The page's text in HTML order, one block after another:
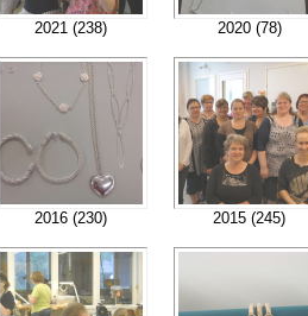
2021 (238) 2020 (78)
2016 (230) 2015 (245)